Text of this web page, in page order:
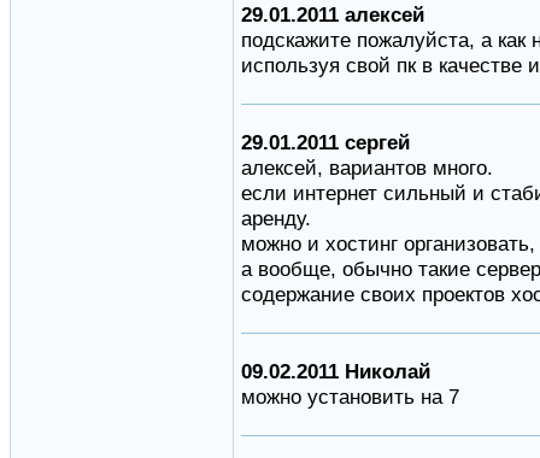
29.01.2011 алексей
подскажите пожалуйста, а
используя свой пк в качестве
29.01.2011 сергей
алексей, вариантов много.
если интернет сильный и
аренду.
можно и хостинг
а вообще, обычно такие
содержание своих проектов
09.02.2011 Николай
можно установить на 7